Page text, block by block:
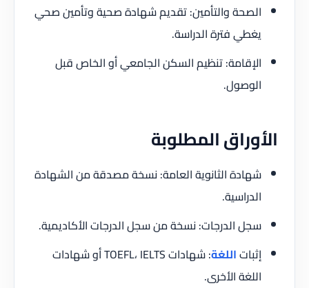
الصحة والتأمين: تقديم شهادة صحية وتأمين صحي
يغطي فترة الدراسة.
الإقامة: تنظيم السكن الجامعي أو الخاص قبل
الوصول.
الأوراق المطلوبة
شهادة الثانوية العامة: نسخة مصدقة من الشهادة
الدراسية.
سجل الدرجات: نسخة من سجل الدرجات الأكاديمية.
إثباتاللغة
: شهادات TOEFL، IELTS أو شهادات
اللغة الأخرى.